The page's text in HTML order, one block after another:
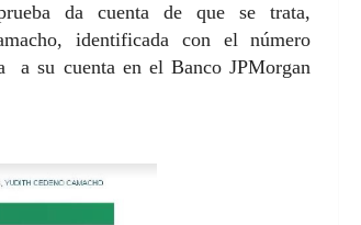
da cuenta de que se trata,
identificada con el número
a su cuenta en el Banco JPMorgan